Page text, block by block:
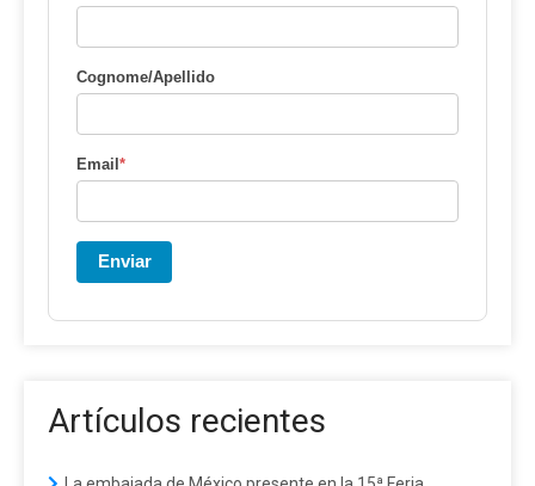
Cognome/Apellido
Email*
Enviar
Artículos recientes